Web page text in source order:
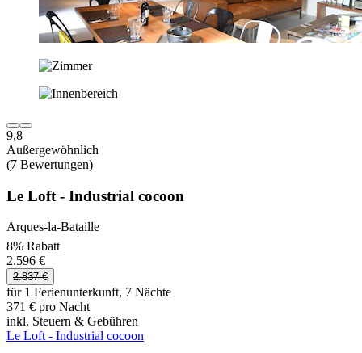
9,8
Außergewöhnlich
(7 Bewertungen)
Le Loft - Industrial cocoon
Arques-la-Bataille
8% Rabatt
2.596 €
2.837 €
für 1 Ferienunterkunft, 7 Nächte
371 € pro Nacht
inkl. Steuern & Gebühren
Le Loft - Industrial cocoon